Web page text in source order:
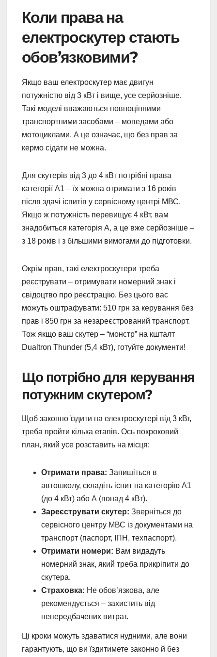
Коли права на
електроскутер стають
обов’язковими?
Якщо ваш електроскутер має двигун
потужністю від 3 кВт і вище, усе серйозніше.
Такі моделі вважаються повноцінними
транспортними засобами – мопедами або
мотоциклами. А це означає, що без прав за
кермо сідати не можна.
Для скутерів від 3 до 4 кВт потрібні права
категорії А1 – їх можна отримати з 16 років
після здачі іспитів у сервісному центрі МВС.
Якщо ж потужність перевищує 4 кВт, вам
знадобиться категорія А, а це вже серйозніше –
з 18 років і з більшими вимогами до підготовки.
Окрім прав, такі електроскутери треба
реєструвати – отримувати номерний знак і
свідоцтво про реєстрацію. Без цього вас
можуть оштрафувати: 510 грн за керування без
прав і 850 грн за незареєстрований транспорт.
Тож якщо ваш скутер – “монстр” на кшталт
Dualtron Thunder (5,4 кВт), готуйте документи!
Що потрібно для керування
потужним скутером?
Щоб законно їздити на електроскутері від 3 кВт,
треба пройти кілька етапів. Ось покроковий
план, який усе розставить на місця:
Отримати права: Запишіться в
автошколу, складіть іспит на категорію А1
(до 4 кВт) або А (понад 4 кВт).
Зареєструвати скутер: Зверніться до
сервісного центру МВС із документами на
транспорт (паспорт, ІПН, техпаспорт).
Отримати номери: Вам видадуть
номерний знак, який треба прикріпити до
скутера.
Страховка: Не обов’язкова, але
рекомендується – захистить від
непередбачених витрат.
Ці кроки можуть здаватися нудними, але вони
гарантують, що ви їздитимете законно й без